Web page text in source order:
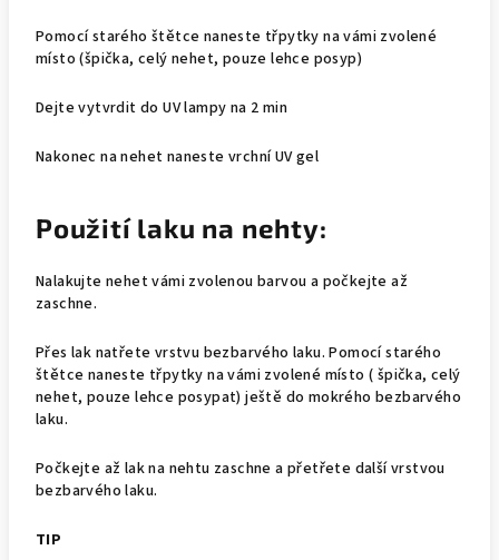
Pomocí starého štětce naneste třpytky na vámi zvolené
místo (špička, celý nehet, pouze lehce posyp)
Dejte vytvrdit do UV lampy na 2 min
Nakonec na nehet naneste vrchní UV gel
Použití laku na nehty:
Nalakujte nehet vámi zvolenou barvou a počkejte až
zaschne.
Přes lak natřete vrstvu bezbarvého laku. Pomocí starého
štětce naneste třpytky na vámi zvolené místo ( špička, celý
nehet, pouze lehce posypat) ještě do mokrého bezbarvého
laku.
Počkejte až lak na nehtu zaschne a přetřete další vrstvou
bezbarvého laku.
TIP